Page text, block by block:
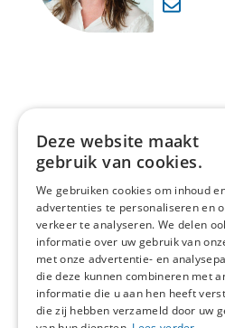
Opdracht
Over
Deze website maakt
gebruik van cookies.
We gebruiken cookies om inhoud
advertenties te personaliseren en
verkeer te analyseren. We delen
informatie over uw gebruik van
met onze advertentie- en
die deze kunnen combineren met
informatie die u aan hen heeft
die zij hebben verzameld door uw